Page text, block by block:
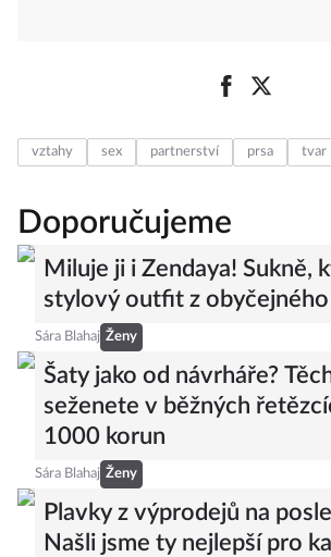
vztahy sex partnerství prsa tvar
Doporučujeme
Miluje ji i Zendaya! Sukně,
stylový outfit z
Sára Blahaj Ženy
Šaty jako od návrháře?
seženete v běžných
1000 korun
Sára Blahaj Ženy
Plavky z výprodejů na
Našli jsme ty nejlepší pro